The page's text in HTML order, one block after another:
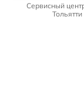
Сервисный
Тольятти